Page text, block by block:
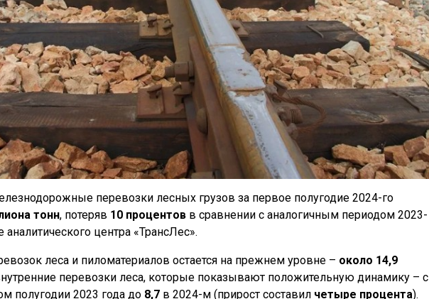
перевозки лесных грузов за первое полугодие 2024-го
тонн, потеряв 10 процентов в сравнении с аналогичным периодом 2023-
центра «ТрансЛес».
леса и пиломатериалов остается на прежнем уровне – около 14,9
перевозки леса, которые показывают положительную динамику – с
полугодии 2023 года до 8,7 в 2024-м (прирост составил четыре процента).